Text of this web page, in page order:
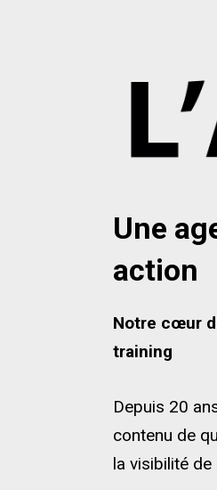
Une
action
Notre cœur
training
Depuis 20
contenu de
la visibilité